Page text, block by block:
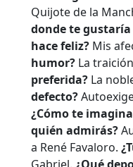
Quijote de la
donde te
hace feliz? Mis
humor? La
preferida? La
defecto?
¿Cómo te
quién admirás?
a René Favaloro.